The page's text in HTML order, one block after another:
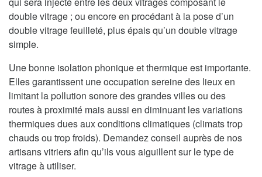
double vitrage ; ou encore en procédant à la pose d’un
double vitrage feuilleté, plus épais qu’un double vitrage
simple.
Une bonne isolation phonique et thermique est importante.
Elles garantissent une occupation sereine des lieux en
limitant la pollution sonore des grandes villes ou des
routes à proximité mais aussi en diminuant les variations
thermiques dues aux conditions climatiques (climats trop
chauds ou trop froids). Demandez conseil auprès de nos
artisans vitriers afin qu’ils vous aiguillent sur le type de
vitrage à utiliser.